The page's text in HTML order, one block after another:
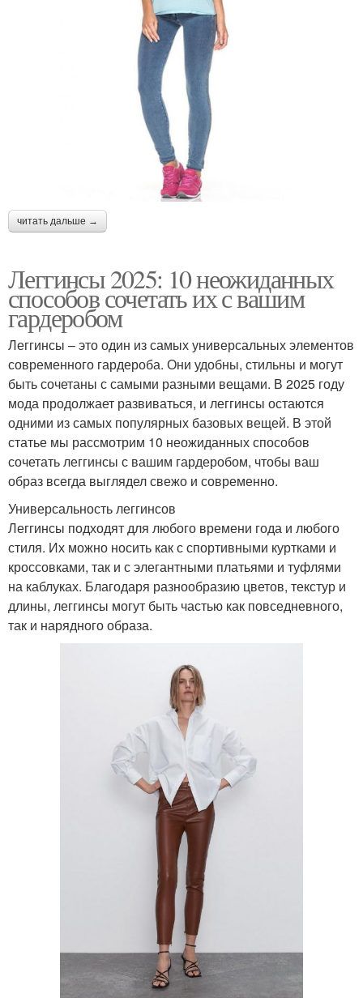
читать дальше →
Леггинсы 2025: 10 неожиданных
способов сочетать их с вашим
гардеробом
Леггинсы – это один из самых универсальных элементов
современного гардероба. Они удобны, стильны и могут
быть сочетаны с самыми разными вещами. В 2025 году
мода продолжает развиваться, и леггинсы остаются
одними из самых популярных базовых вещей. В этой
статье мы рассмотрим 10 неожиданных способов
сочетать леггинсы с вашим гардеробом, чтобы ваш
образ всегда выглядел свежо и современно.
Универсальность леггинсов
Леггинсы подходят для любого времени года и любого
стиля. Их можно носить как с спортивными куртками и
кроссовками, так и с элегантными платьями и туфлями
на каблуках. Благодаря разнообразию цветов, текстур и
длины, леггинсы могут быть частью как повседневного,
так и нарядного образа.